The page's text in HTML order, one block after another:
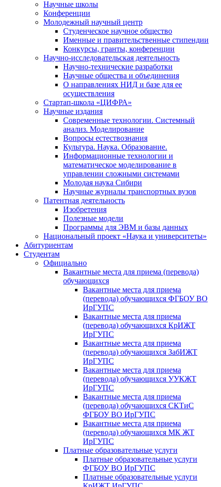
Научные школы
Конференции
Молодежный научный центр
Студенческое научное общество
Именные и правительственные стипендии
Конкурсы, гранты, конференции
Научно-исследовательская деятельность
Научно-технические разработки
Научные общества и объединения
О направлениях НИД и базе для ее
осуществления
Стартап-школа «ЦИФРА»
Научные издания
Современные технологии. Системный
анализ. Моделирование
Вопросы естествознания
Культура. Наука. Образование.
Информационные технологии и
математическое моделирование в
управлении сложными системами
Молодая наука Сибири
Научные журналы транспортных вузов
Патентная деятельность
Изобретения
Полезные модели
Программы для ЭВМ и базы данных
Национальный проект «Наука и университеты»
Абитуриентам
Студентам
Официально
Вакантные места для приема (перевода)
обучающихся
Вакантные места для приема
(перевода) обучающихся ФГБОУ ВО
ИрГУПС
Вакантные места для приема
(перевода) обучающихся КрИЖТ
ИрГУПС
Вакантные места для приема
(перевода) обучающихся ЗабИЖТ
ИрГУПС
Вакантные места для приема
(перевода) обучающихся УУКЖТ
ИрГУПС
Вакантные места для приема
(перевода) обучающихся СКТиС
ФГБОУ ВО ИрГУПС
Вакантные места для приема
(перевода) обучающихся МК ЖТ
ИрГУПС
Платные образовательные услуги
Платные образовательные услуги
ФГБОУ ВО ИрГУПС
Платные образовательные услуги